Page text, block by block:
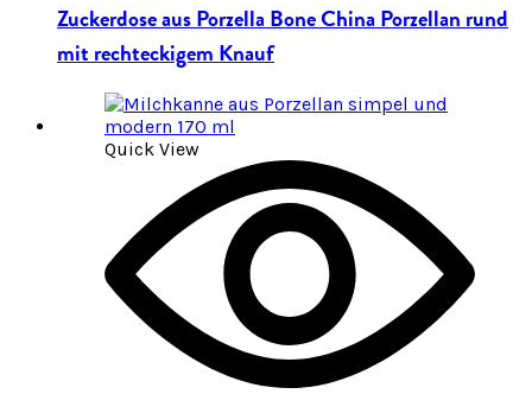
Zuckerdose aus Porzella Bone China Porzellan rund
mit rechteckigem Knauf
Quick View